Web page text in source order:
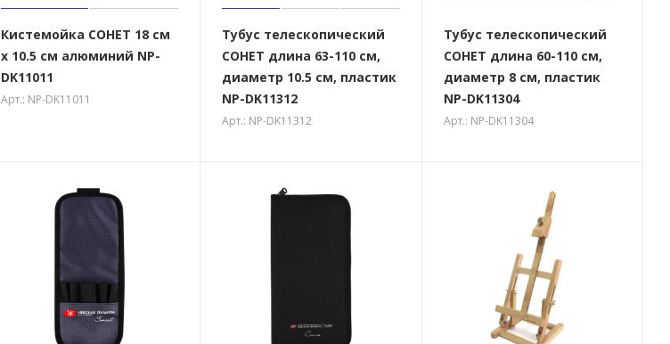
Кистемойка СОНЕТ 18 см
х 10.5 см алюминий NP-
DK11011
Арт.: NP-DK11011
Тубус телескопический
СОНЕТ длина 63-110 см,
диаметр 10.5 см, пластик
NP-DK11312
Арт.: NP-DK11312
Тубус телескопический
СОНЕТ длина 60-110 см,
диаметр 8 см, пластик
NP-DK11304
Арт.: NP-DK11304